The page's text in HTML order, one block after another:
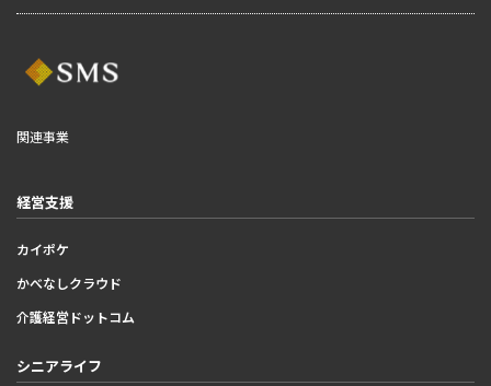
関連事業
経営支援
カイポケ
かべなしクラウド
介護経営ドットコム
シニアライフ